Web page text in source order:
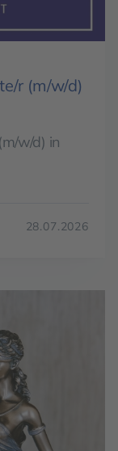
r (m/w/d)
w/d) in
28.07.2026